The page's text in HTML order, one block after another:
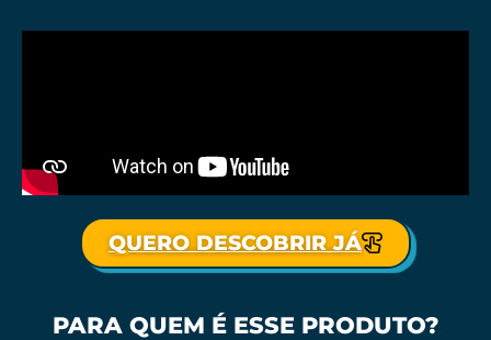
QUERO DESCOBRIR JÁ
PARA QUEM É ESSE PRODUTO?